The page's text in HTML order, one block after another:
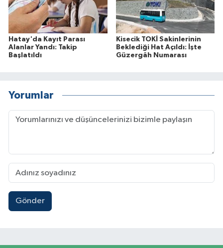
Hatay'da Kayıt Parası
Alanlar Yandı: Takip
Başlatıldı
Kisecik TOKİ Sakinlerinin
Beklediği Hat Açıldı: İşte
Güzergâh Numarası
Yorumlar
Gönder